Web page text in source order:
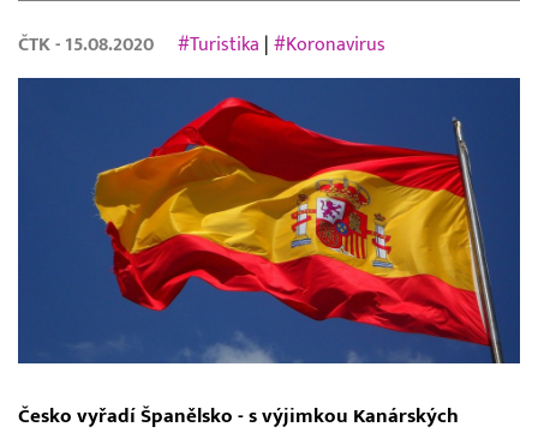
ČTK - 15.08.2020 #Turistika |#Koronavirus
Česko vyřadí Španělsko - s výjimkou Kanárských